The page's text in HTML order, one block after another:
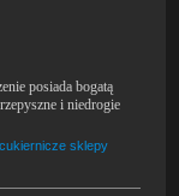
posiada bogatą
i niedrogie
sklepy